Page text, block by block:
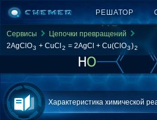
РЕШАТОР
Сервисы
Цепочки превращений
2AgClO3 + CuCl 2 = 2AgCl + Cu(ClO3)2
Характеристика химической